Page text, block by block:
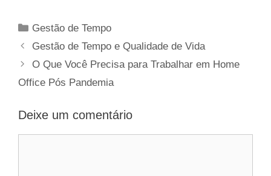
Categorias
Gestão de Tempo
Gestão de Tempo e Qualidade de Vida
O Que Você Precisa para Trabalhar em Home
Office Pós Pandemia
Deixe um comentário